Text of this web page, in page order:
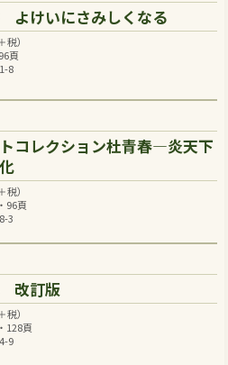
よけいにさみしくなる
税）
頁
8
コレクション杜青春―炎天下
税）
96頁
3
改訂版
税）
128頁
9